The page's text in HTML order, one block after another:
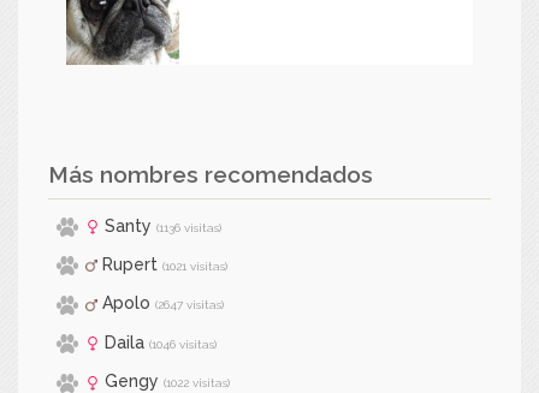
Más nombres recomendados
Santy (1136 visitas)
Rupert (1021 visitas)
Apolo (2647 visitas)
Daila (1046 visitas)
Gengy (1022 visitas)